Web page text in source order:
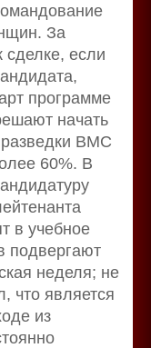
За
сделке, если
программе
начать
ВМС
60%. В
в учебное
подвергают
неделя; не
что является
из